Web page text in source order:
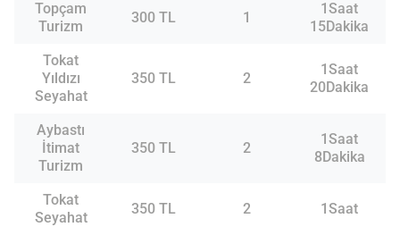
Topçam
Turizm
300 TL 1
1Saat
15Dakika
Tokat
Yıldızı
Seyahat
350 TL 2
1Saat
20Dakika
Aybastı
İtimat
Turizm
350 TL 2
1Saat
8Dakika
Tokat
Seyahat
350 TL 2 1Saat